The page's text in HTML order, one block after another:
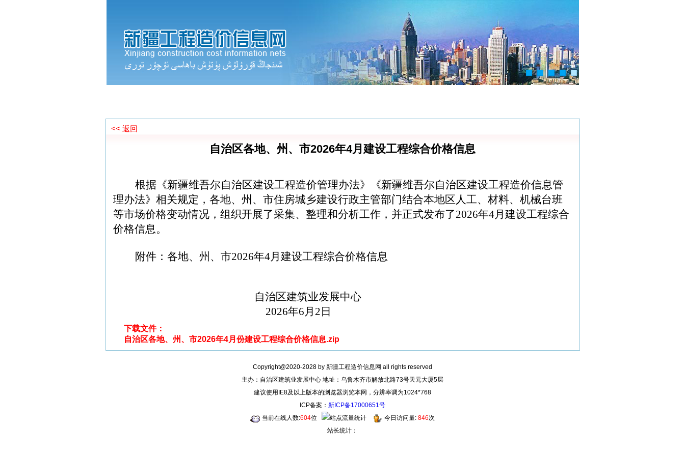
<< 返回
自治区各地、州、市2026年4月建设工程综合价格信息
根据《新疆维吾尔自治区建设工程造价管理办法》《新疆维吾尔自治区建设工程造价信息管
理办法》相关规定，各地、州、市住房城乡建设行政主管部门结合本地区人工、材料、机械台班
等市场价格变动情况，组织开展了采集、整理和分析工作，并正式发布了2026年4月建设工程综合
价格信息。
附件：各地、州、市2026年4月建设工程综合价格信息
自治区建筑业发展中心
2026年6月 2 日
下载文件：
自治区各地、州、市2026年4月份建设工程综合价格信息.zip
Copyright@2020-2028 by 新疆工程造价信息网 all rights reserved
主办：自治区建筑业发展中心 地址：乌鲁木齐市解放北路73号天元大厦5层
建议使用IE8及以上版本的浏览器浏览本网，分辨率调为1024*768
ICP备案： 新ICP备17000651号
当前在线人数:604位 今日访问量: 846次
站长统计：